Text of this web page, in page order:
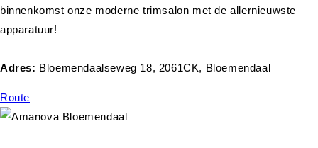
binnenkomst onze moderne trimsalon met de allernieuwste
apparatuur!
Adres: Bloemendaalseweg 18, 2061CK, Bloemendaal
Route